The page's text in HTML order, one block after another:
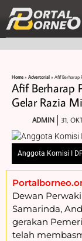
Home » Advertorial » Afif Berharap
Afif Berharap
Gelar Razia
ADMIN 31,
Anggota Komisi I
Dewan
Samarinda,
gerakan
telah